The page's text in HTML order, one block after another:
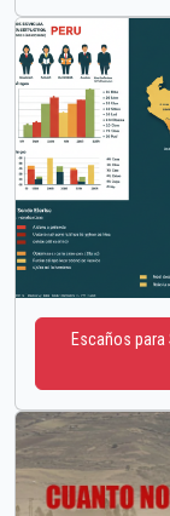
Escaños